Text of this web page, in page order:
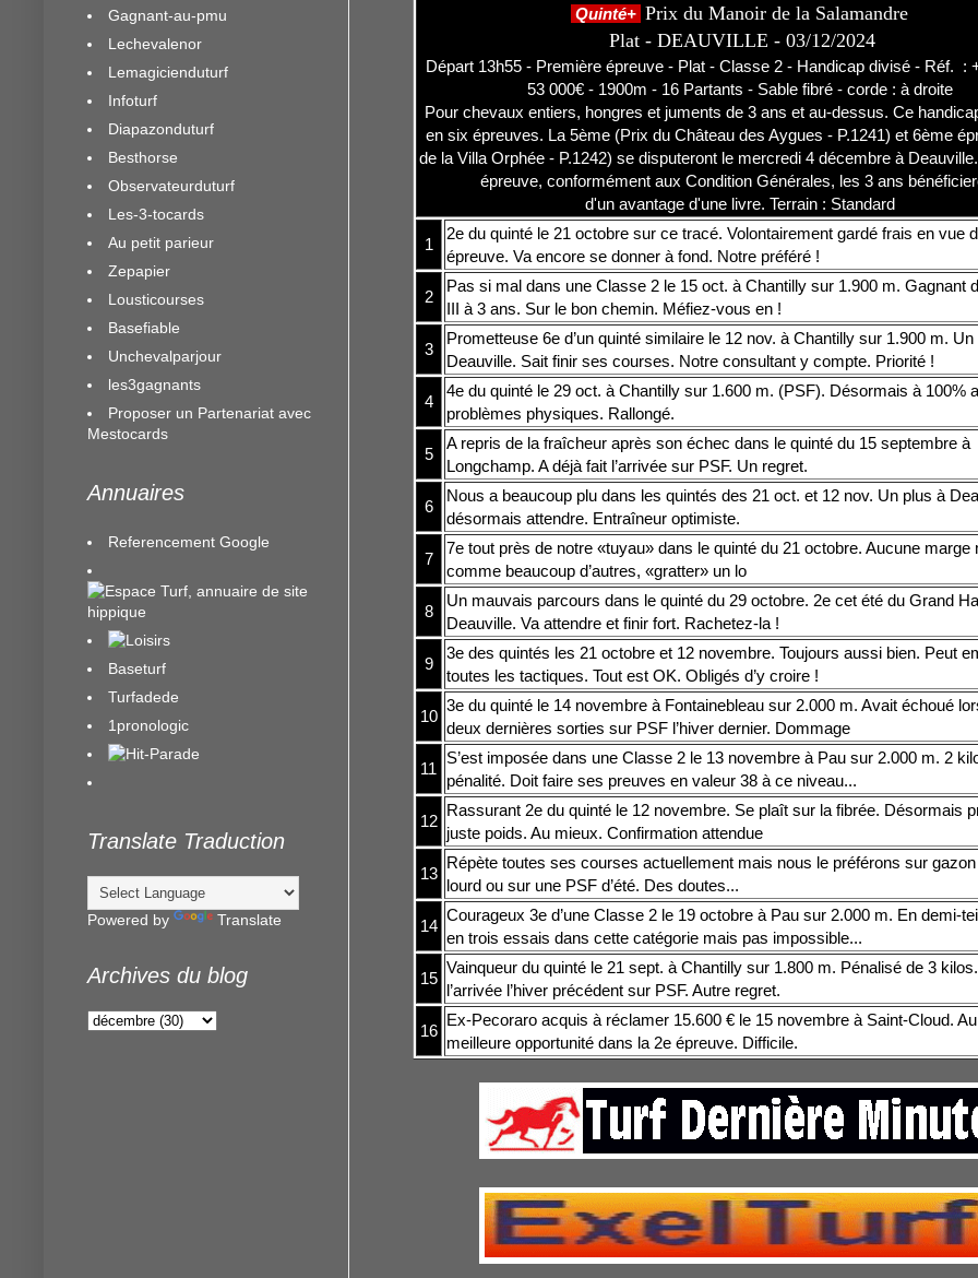
Quinté+ Prix du Manoir de la Salamandre
Plat - DEAUVILLE - 03/12/2024
Départ 13h55 - Première épreuve - Plat - Classe 2 - Handicap divisé - Réf. :
53 000€ - 1900m - 16 Partants - Sable fibré - corde : à droite
Pour chevaux entiers, hongres et juments de 3 ans et au-dessus. Ce
en six épreuves. La 5ème (Prix du Château des Aygues - P.1241) et 6ème
de la Villa Orphée - P.1242) se disputeront le mercredi 4 décembre à
épreuve, conformément aux Condition Générales, les 3 ans
d'un avantage d'une livre. Terrain : Standard
1
2e du quinté le 21 octobre sur ce tracé. Volontairement gardé frais en vue
épreuve. Va encore se donner à fond. Notre préféré !
2
Pas si mal dans une Classe 2 le 15 oct. à Chantilly sur 1.900 m. Gagnant
III à 3 ans. Sur le bon chemin. Méfiez-vous en !
3
Prometteuse 6e d’un quinté similaire le 12 nov. à Chantilly sur 1.900 m. Un
Deauville. Sait finir ses courses. Notre consultant y compte. Priorité !
4
4e du quinté le 29 oct. à Chantilly sur 1.600 m. (PSF). Désormais à 100%
problèmes physiques. Rallongé.
5
A repris de la fraîcheur après son échec dans le quinté du 15 septembre à
Longchamp. A déjà fait l’arrivée sur PSF. Un regret.
6
Nous a beaucoup plu dans les quintés des 21 oct. et 12 nov. Un plus à
désormais attendre. Entraîneur optimiste.
7
7e tout près de notre «tuyau» dans le quinté du 21 octobre. Aucune marge
comme beaucoup d’autres, «gratter» un lo
8
Un mauvais parcours dans le quinté du 29 octobre. 2e cet été du Grand
Deauville. Va attendre et finir fort. Rachetez-la !
9
3e des quintés les 21 octobre et 12 novembre. Toujours aussi bien. Peut
toutes les tactiques. Tout est OK. Obligés d’y croire !
10
3e du quinté le 14 novembre à Fontainebleau sur 2.000 m. Avait échoué
deux dernières sorties sur PSF l’hiver dernier. Dommage
11
S’est imposée dans une Classe 2 le 13 novembre à Pau sur 2.000 m. 2
pénalité. Doit faire ses preuves en valeur 38 à ce niveau...
12
Rassurant 2e du quinté le 12 novembre. Se plaît sur la fibrée. Désormais
juste poids. Au mieux. Confirmation attendue
13
Répète toutes ses courses actuellement mais nous le préférons sur
lourd ou sur une PSF d’été. Des doutes...
14
Courageux 3e d’une Classe 2 le 19 octobre à Pau sur 2.000 m. En demi-
en trois essais dans cette catégorie mais pas impossible...
15
Vainqueur du quinté le 21 sept. à Chantilly sur 1.800 m. Pénalisé de 3
l’arrivée l’hiver précédent sur PSF. Autre regret.
16
Ex-Pecoraro acquis à réclamer 15.600 € le 15 novembre à Saint-Cloud.
meilleure opportunité dans la 2e épreuve. Difficile.
Gagnant-au-pmu
Lechevalenor
Lemagicienduturf
Infoturf
Diapazonduturf
Besthorse
Observateurduturf
Les-3-tocards
Au petit parieur
Zepapier
Lousticourses
Basefiable
Unchevalparjour
les3gagnants
Proposer un Partenariat avec
Mestocards
Annuaires
Referencement Google
Baseturf
Turfadede
1pronologic
Translate Traduction
Powered by Translate
Archives du blog